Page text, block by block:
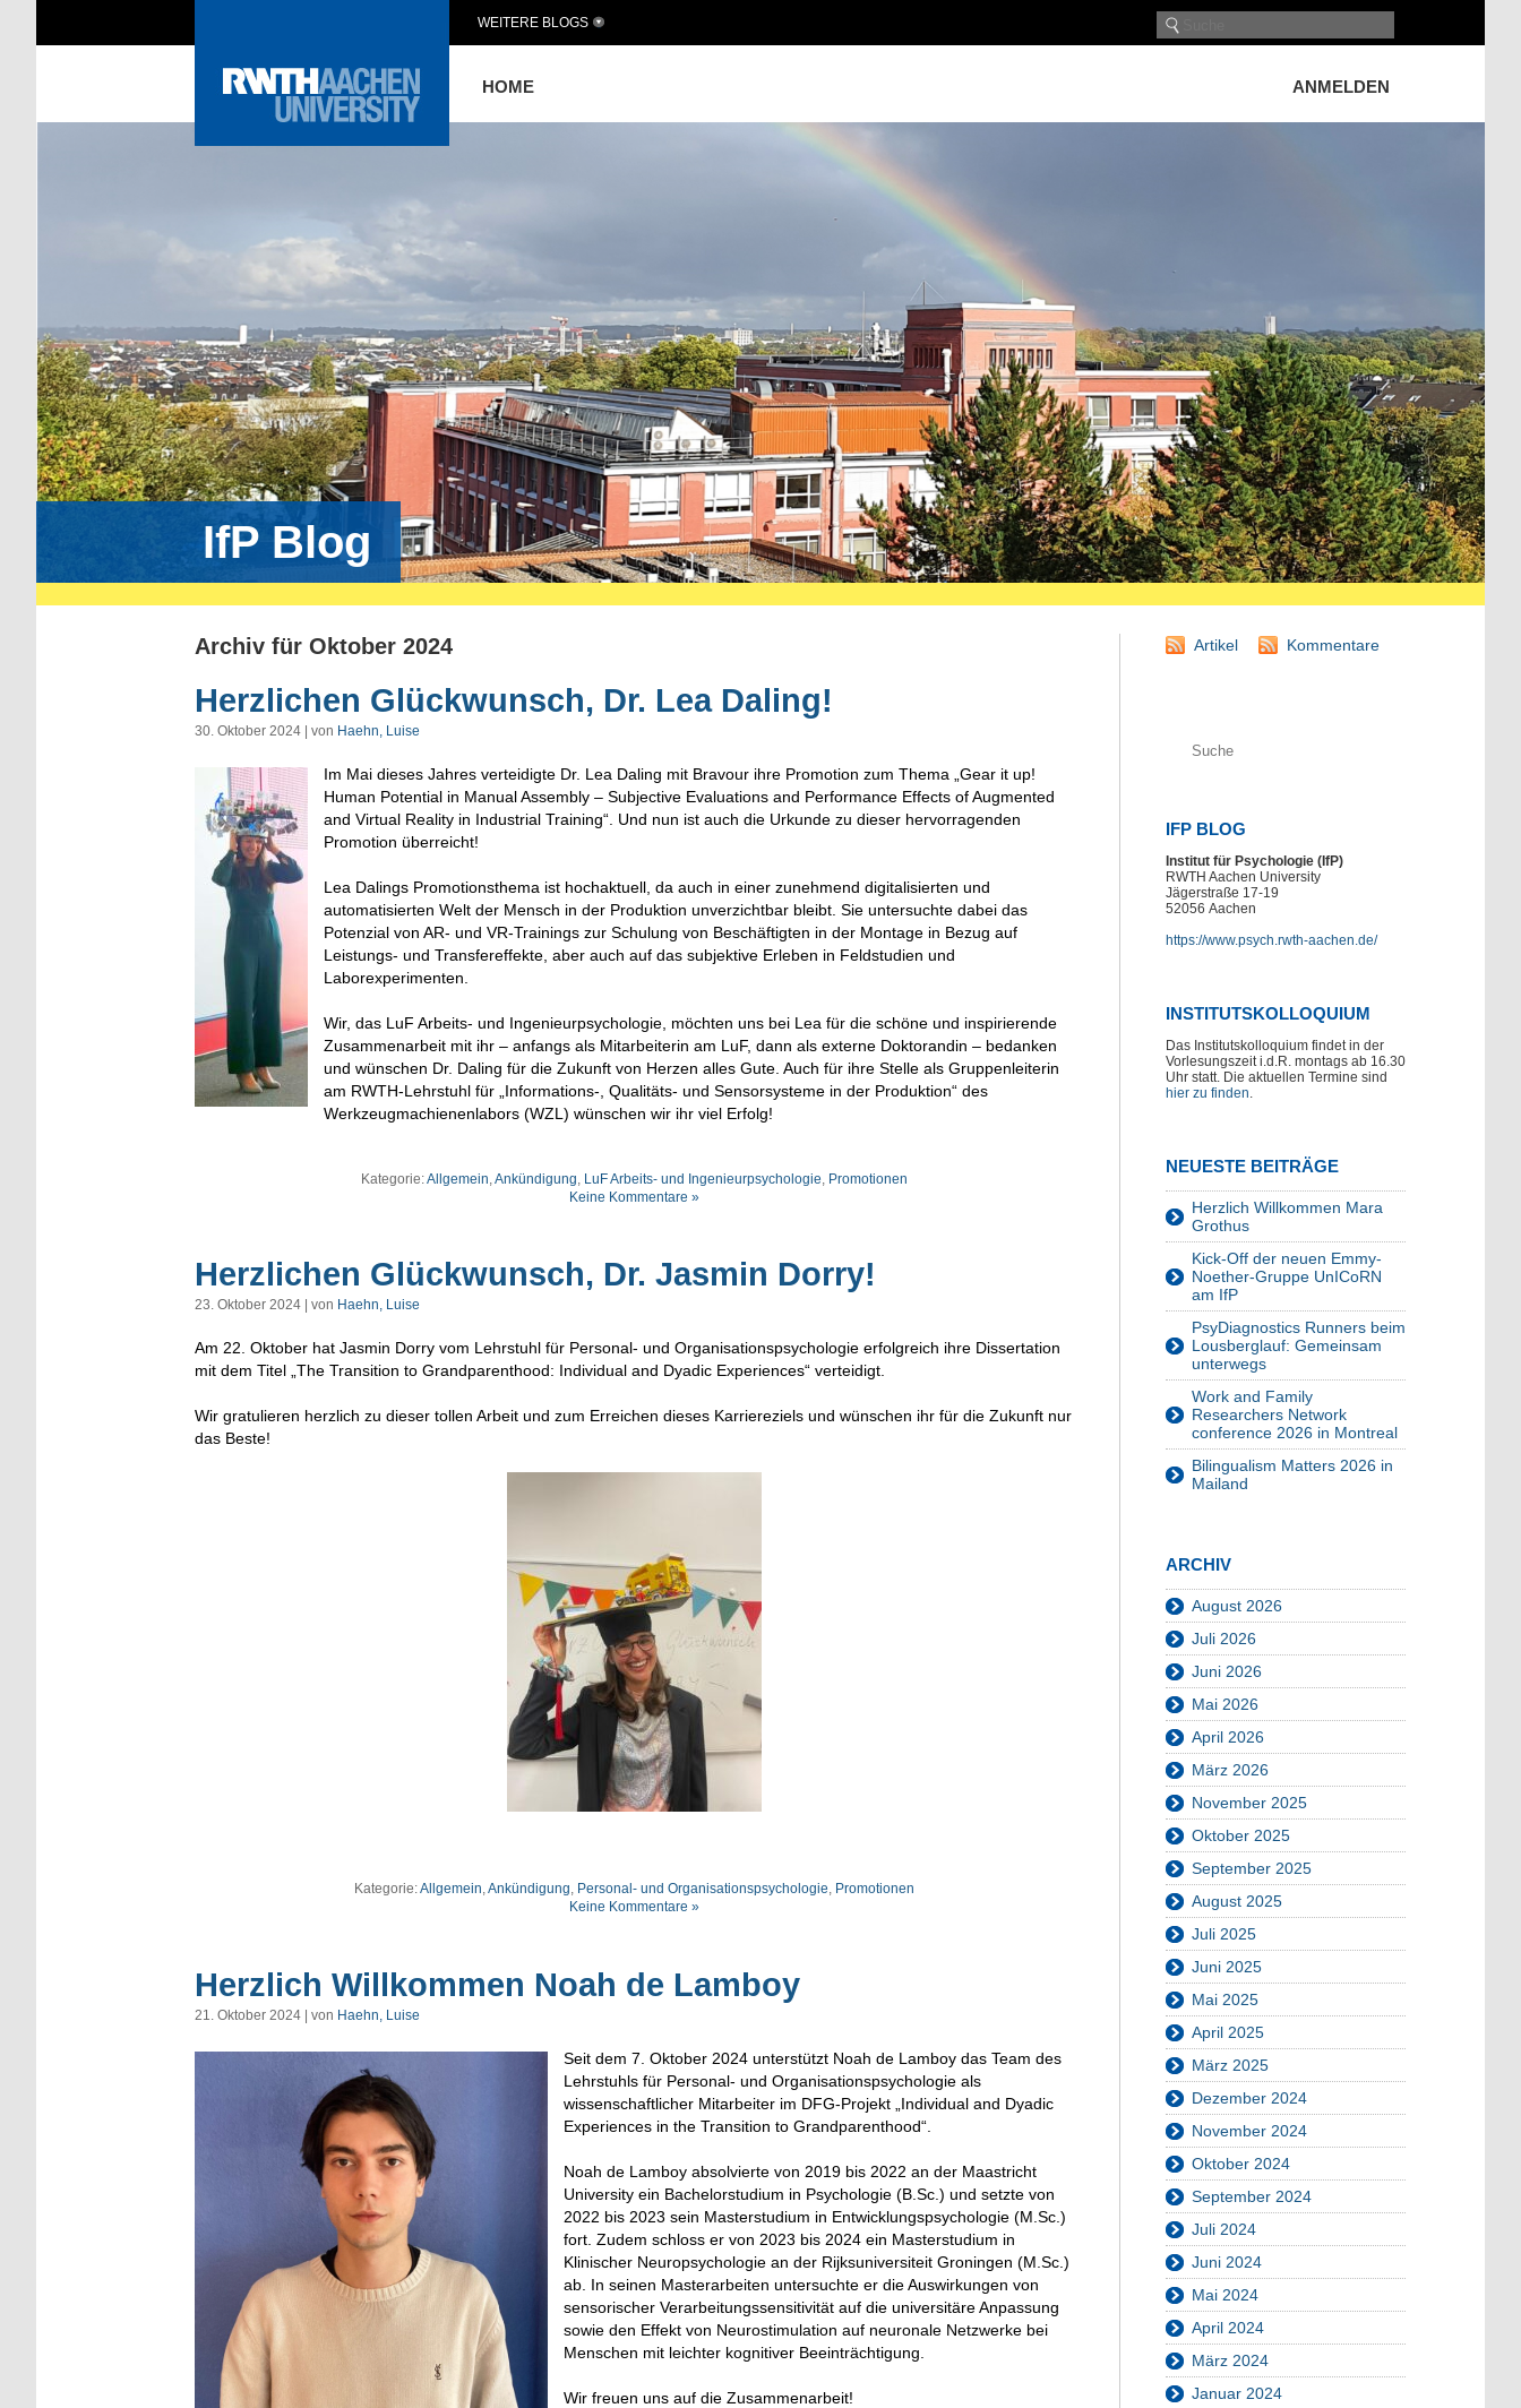
HOME ANMELDEN
WEITERE BLOGS
IfP Blog
Archiv für Oktober 2024
Herzlichen Glückwunsch, Dr. Lea Daling!
30. Oktober 2024 | von Haehn, Luise
Im Mai dieses Jahres verteidigte Dr. Lea Daling mit Bravour ihre Promotion zum Thema „Gear it up!
Human Potential in Manual Assembly – Subjective Evaluations and Performance Effects of Augmented
and Virtual Reality in Industrial Training“. Und nun ist auch die Urkunde zu dieser hervorragenden
Promotion überreicht!
Lea Dalings Promotionsthema ist hochaktuell, da auch in einer zunehmend digitalisierten und
automatisierten Welt der Mensch in der Produktion unverzichtbar bleibt. Sie untersuchte dabei das
Potenzial von AR- und VR-Trainings zur Schulung von Beschäftigten in der Montage in Bezug auf
Leistungs- und Transfereffekte, aber auch auf das subjektive Erleben in Feldstudien und
Laborexperimenten.
Wir, das LuF Arbeits- und Ingenieurpsychologie, möchten uns bei Lea für die schöne und inspirierende
Zusammenarbeit mit ihr – anfangs als Mitarbeiterin am LuF, dann als externe Doktorandin – bedanken
und wünschen Dr. Daling für die Zukunft von Herzen alles Gute. Auch für ihre Stelle als Gruppenleiterin
am RWTH-Lehrstuhl für „Informations-, Qualitäts- und Sensorsysteme in der Produktion“ des
Werkzeugmachienenlabors (WZL) wünschen wir ihr viel Erfolg!
Kategorie:Allgemein,Ankündigung, LuF Arbeits- und Ingenieurpsychologie, Promotionen
Keine Kommentare »
Herzlichen Glückwunsch, Dr. Jasmin Dorry!
23. Oktober 2024 | von Haehn, Luise
Am 22. Oktober hat Jasmin Dorry vom Lehrstuhl für Personal- und Organisationspsychologie erfolgreich ihre Dissertation
mit dem Titel „The Transition to Grandparenthood: Individual and Dyadic Experiences“ verteidigt.
Wir gratulieren herzlich zu dieser tollen Arbeit und zum Erreichen dieses Karriereziels und wünschen ihr für die Zukunft nur
das Beste!
Kategorie:Allgemein,Ankündigung, Personal- und Organisationspsychologie, Promotionen
Keine Kommentare »
Herzlich Willkommen Noah de Lamboy
21. Oktober 2024 | von Haehn, Luise
Seit dem 7. Oktober 2024 unterstützt Noah de Lamboy das Team des
Lehrstuhls für Personal- und Organisationspsychologie als
wissenschaftlicher Mitarbeiter im DFG-Projekt „Individual and Dyadic
Experiences in the Transition to Grandparenthood“.
Noah de Lamboy absolvierte von 2019 bis 2022 an der Maastricht
University ein Bachelorstudium in Psychologie (B.Sc.) und setzte von
2022 bis 2023 sein Masterstudium in Entwicklungspsychologie (M.Sc.)
fort. Zudem schloss er von 2023 bis 2024 ein Masterstudium in
Klinischer Neuropsychologie an der Rijksuniversiteit Groningen (M.Sc.)
ab. In seinen Masterarbeiten untersuchte er die Auswirkungen von
sensorischer Verarbeitungssensitivität auf die universitäre Anpassung
sowie den Effekt von Neurostimulation auf neuronale Netzwerke bei
Menschen mit leichter kognitiver Beeinträchtigung.
Wir freuen uns auf die Zusammenarbeit!
Artikel Kommentare
IFP BLOG
Institut für Psychologie (IfP)
RWTH Aachen University
Jägerstraße 17-19
52056 Aachen
https://www.psych.rwth-aachen.de/
INSTITUTSKOLLOQUIUM
Das Institutskolloquium findet in der
Vorlesungszeit i.d.R. montags ab 16.30
Uhr statt. Die aktuellen Termine sind
hier zu finden.
NEUESTE BEITRÄGE
Herzlich Willkommen Mara
Grothus
Kick-Off der neuen Emmy-
Noether-Gruppe UnICoRN
am IfP
PsyDiagnostics Runners beim
Lousberglauf: Gemeinsam
unterwegs
Work and Family
Researchers Network
conference 2026 in Montreal
Bilingualism Matters 2026 in
Mailand
ARCHIV
August 2026
Juli 2026
Juni 2026
Mai 2026
April 2026
März 2026
November 2025
Oktober 2025
September 2025
August 2025
Juli 2025
Juni 2025
Mai 2025
April 2025
März 2025
Dezember 2024
November 2024
Oktober 2024
September 2024
Juli 2024
Juni 2024
Mai 2024
April 2024
März 2024
Januar 2024